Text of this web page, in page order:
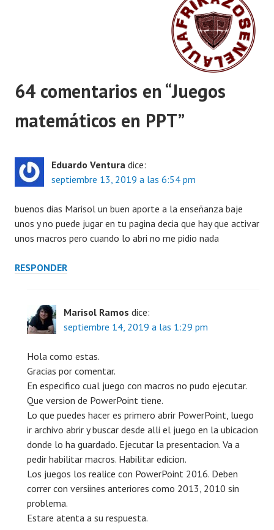
64 comentarios en “Juegos
matemáticos en PPT”
Eduardo Ventura dice:
septiembre 13, 2019 a las 6:54 pm
buenos dias Marisol un buen aporte a la enseñanza baje
unos y no puede jugar en tu pagina decia que hay que activar
unos macros pero cuando lo abri no me pidio nada
RESPONDER
Marisol Ramos dice:
septiembre 14, 2019 a las 1:29 pm
Hola como estas.
Gracias por comentar.
En especifico cual juego con macros no pudo ejecutar.
Que version de PowerPoint tiene.
Lo que puedes hacer es primero abrir PowerPoint, luego
ir archivo abrir y buscar desde alli el juego en la ubicacion
donde lo ha guardado. Ejecutar la presentacion. Va a
pedir habilitar macros. Habilitar edicion.
Los juegos los realice con PowerPoint 2016. Deben
correr con versiines anteriores como 2013, 2010 sin
problema.
Estare atenta a su respuesta.